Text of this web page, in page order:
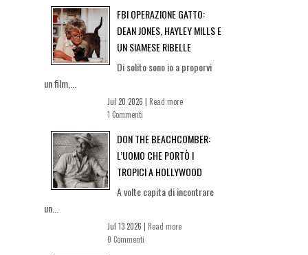
FBI OPERAZIONE GATTO:
DEAN JONES, HAYLEY MILLS E
UN SIAMESE RIBELLE
Di solito sono io a proporvi
un film,...
Jul 20 2026 | Read more
1 Commenti
DON THE BEACHCOMBER:
L’UOMO CHE PORTÒ I
TROPICI A HOLLYWOOD
A volte capita di incontrare
un...
Jul 13 2026 | Read more
0 Commenti